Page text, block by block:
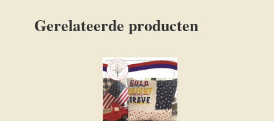
Gerelateerde producten